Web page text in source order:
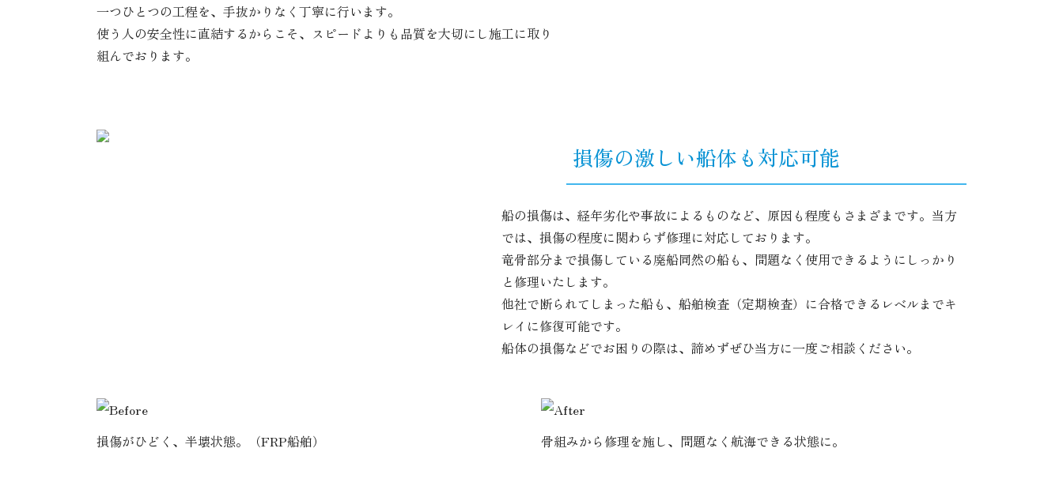
一つひとつの工程を、手抜かりなく丁寧に行います。
使う人の安全性に直結するからこそ、スピードよりも品質を大切にし施工に取り
組んでおります。
損傷の激しい船体も対応可能
船の損傷は、経年劣化や事故によるものなど、原因も程度もさまざまです。当方
では、損傷の程度に関わらず修理に対応しております。
竜骨部分まで損傷している廃船同然の船も、問題なく使用できるようにしっかり
と修理いたします。
他社で断られてしまった船も、船舶検査（定期検査）に合格できるレベルまでキ
レイに修復可能です。
船体の損傷などでお困りの際は、諦めずぜひ当方に一度ご相談ください。
損傷がひどく、半壊状態。（FRP船舶） 骨組みから修理を施し、問題なく航海できる状態に。